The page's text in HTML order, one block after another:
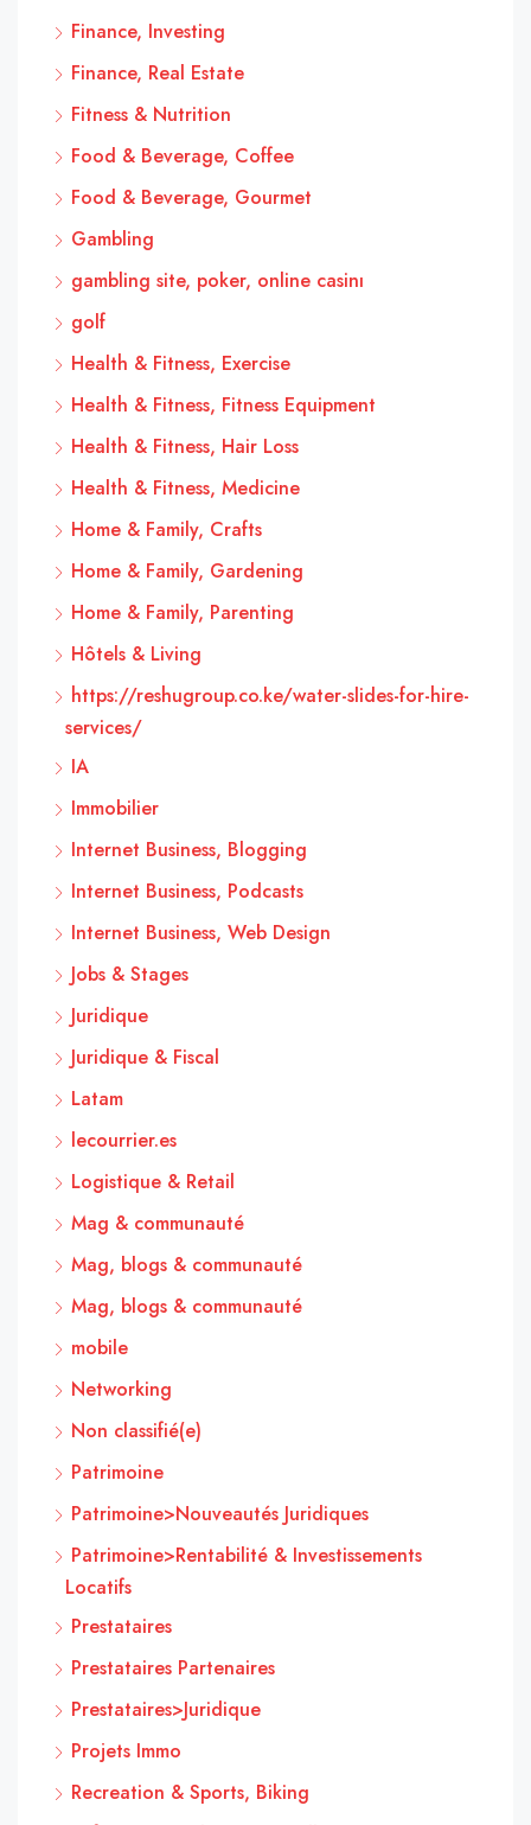
Finance, Investing
Finance, Real Estate
Fitness & Nutrition
Food & Beverage, Coffee
Food & Beverage, Gourmet
Gambling
gambling site, poker, online casinı
golf
Health & Fitness, Exercise
Health & Fitness, Fitness Equipment
Health & Fitness, Hair Loss
Health & Fitness, Medicine
Home & Family, Crafts
Home & Family, Gardening
Home & Family, Parenting
Hôtels & Living
https://reshugroup.co.ke/water-slides-for-hire-
services/
IA
Immobilier
Internet Business, Blogging
Internet Business, Podcasts
Internet Business, Web Design
Jobs & Stages
Juridique
Juridique & Fiscal
Latam
lecourrier.es
Logistique & Retail
Mag & communauté
Mag, blogs & communauté
Mag, blogs & communauté
mobile
Networking
Non classifié(e)
Patrimoine
Patrimoine>Nouveautés Juridiques
Patrimoine>Rentabilité & Investissements
Locatifs
Prestataires
Prestataires Partenaires
Prestataires>Juridique
Projets Immo
Recreation & Sports, Biking